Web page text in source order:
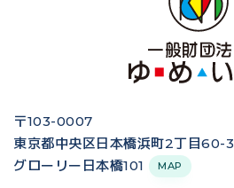
〒103-0007
東京都中央区日本橋浜町2丁目60-3
グローリー日本橋101
MAP